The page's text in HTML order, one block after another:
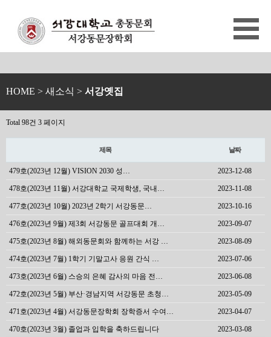
HOME > 새소식 > 서강옛집
Total 98건 3 페이지
제목 날짜
479호(2023년 12월) VISION 2030 성… 2023-12-08
478호(2023년 11월) 서강대학교 국제학생, 국내… 2023-11-08
477호(2023년 10월) 2023년 2학기 서강동문… 2023-10-16
476호(2023년 9월) 제3회 서강동문 골프대회 개… 2023-09-07
475호(2023년 8월) 해외동문회와 함께하는 서강 … 2023-08-09
474호(2023년 7월) 1학기 기말고사 응원 간식 … 2023-07-06
473호(2023년 6월) 스승의 은혜 감사의 마음 전… 2023-06-08
472호(2023년 5월) 부산·경남지역 서강동문 초청… 2023-05-09
471호(2023년 4월) 서강동문장학회 장학증서 수여… 2023-04-07
470호(2023년 3월) 졸업과 입학을 축하드립니다 2023-03-08